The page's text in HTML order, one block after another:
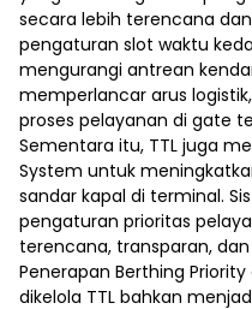
secara lebih terencana
pengaturan slot waktu
mengurangi antrean
memperlancar arus
proses pelayanan di gate
Sementara itu, TTL juga
System untuk
sandar kapal di terminal.
pengaturan prioritas
terencana, transparan,
Penerapan Berthing
dikelola TTL bahkan